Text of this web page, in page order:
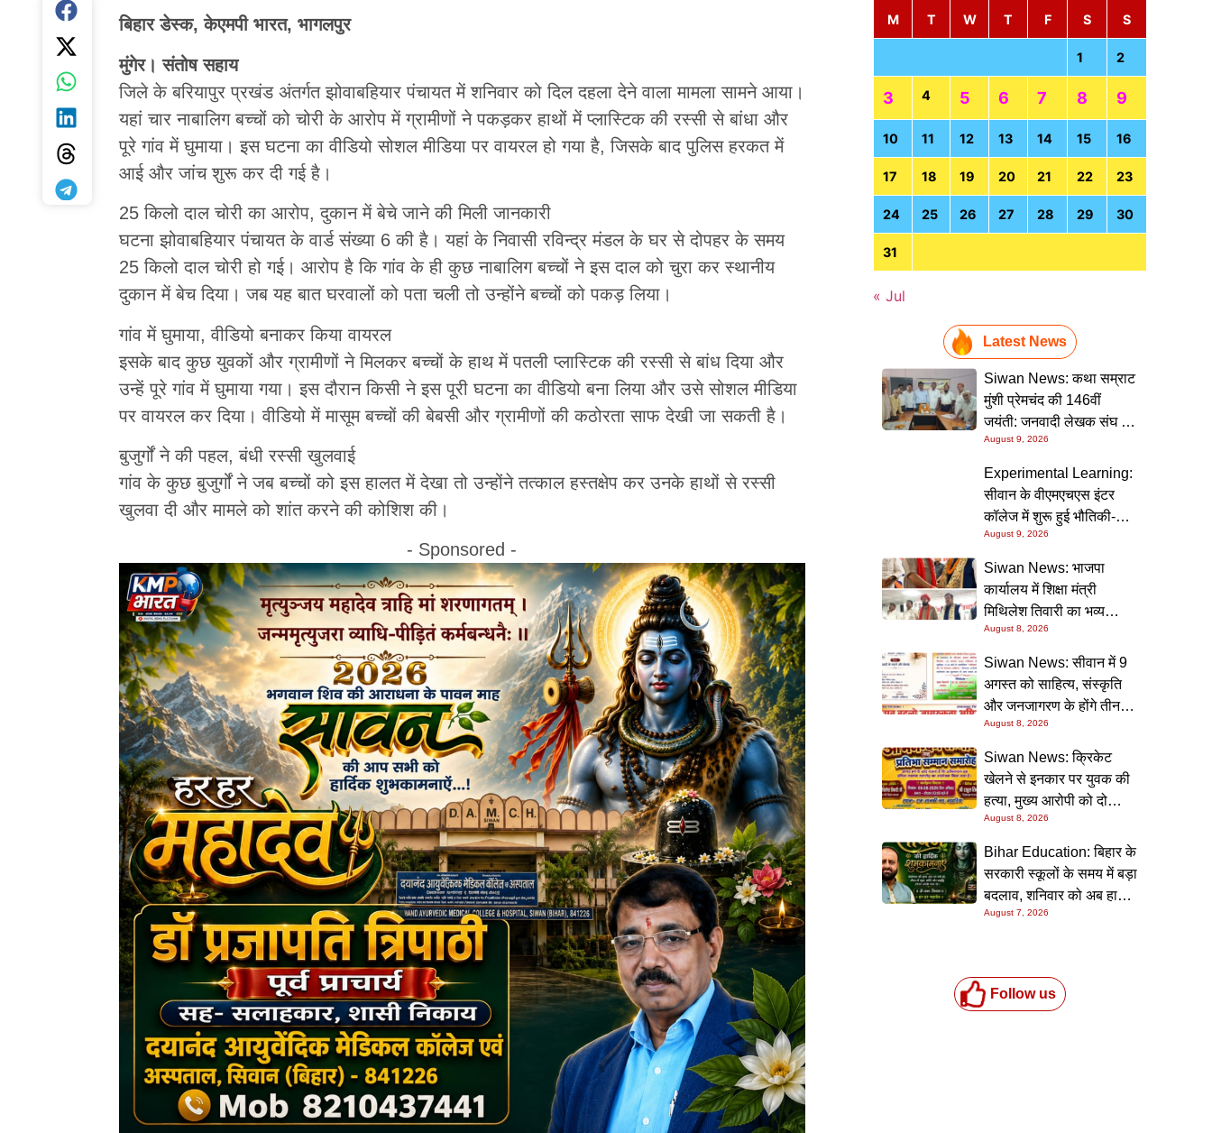
बिहार डेस्क, केएमपी भारत, भागलपुर
मुंगेर। संतोष सहाय
जिले के बरियापुर प्रखंड अंतर्गत झोवाबहियार पंचायत में शनिवार को दिल दहला देने वाला मामला सामने आया।
यहां चार नाबालिग बच्चों को चोरी के आरोप में ग्रामीणों ने पकड़कर हाथों में प्लास्टिक की रस्सी से बांधा और
पूरे गांव में घुमाया। इस घटना का वीडियो सोशल मीडिया पर वायरल हो गया है, जिसके बाद पुलिस हरकत में
आई और जांच शुरू कर दी गई है।
25 किलो दाल चोरी का आरोप, दुकान में बेचे जाने की मिली जानकारी
घटना झोवाबहियार पंचायत के वार्ड संख्या 6 की है। यहां के निवासी रविन्द्र मंडल के घर से दोपहर के समय
25 किलो दाल चोरी हो गई। आरोप है कि गांव के ही कुछ नाबालिग बच्चों ने इस दाल को चुरा कर स्थानीय
दुकान में बेच दिया। जब यह बात घरवालों को पता चली तो उन्होंने बच्चों को पकड़ लिया।
गांव में घुमाया, वीडियो बनाकर किया वायरल
इसके बाद कुछ युवकों और ग्रामीणों ने मिलकर बच्चों के हाथ में पतली प्लास्टिक की रस्सी से बांध दिया और
उन्हें पूरे गांव में घुमाया गया। इस दौरान किसी ने इस पूरी घटना का वीडियो बना लिया और उसे सोशल मीडिया
पर वायरल कर दिया। वीडियो में मासूम बच्चों की बेबसी और ग्रामीणों की कठोरता साफ देखी जा सकती है।
बुजुर्गों ने की पहल, बंधी रस्सी खुलवाई
गांव के कुछ बुजुर्गों ने जब बच्चों को इस हालत में देखा तो उन्होंने तत्काल हस्तक्षेप कर उनके हाथों से रस्सी
खुलवा दी और मामले को शांत करने की कोशिश की।
- Sponsored -
M
T W T F S S
1 2
3 4 5 6 7 8 9
10 11 12 13 14 15 16
17 18 19 20 21 22 23
24 25 26 27 28 29 30
31
« Jul
Latest News
Siwan News: कथा सम्राट
मुंशी प्रेमचंद की 146वीं
जयंती: जनवादी लेखक संघ की
संगोष्ठी में वक्ताओं ने कहा-
मौजूदा दौर में प्रेमचंद की
रचनाएं और अधिक प्रासंगिक
August 9, 2026
Experimental Learning:
सीवान के वीएमएचएस इंटर
कॉलेज में शुरू हुई भौतिकी-
रसायन की आधुनिक
प्रयोगशालाएं
August 9, 2026
Siwan News: भाजपा
कार्यालय में शिक्षा मंत्री
मिथिलेश तिवारी का भव्य
स्वागत, बोले- कार्यकर्ता ही
पार्टी की सबसे बड़ी ताकत
August 8, 2026
Siwan News: सीवान में 9
अगस्त को साहित्य, संस्कृति
और जनजागरण के होंगे तीन
बड़े आयोजन
August 8, 2026
Siwan News: क्रिकेट
खेलने से इनकार पर युवक की
हत्या, मुख्य आरोपी को दो
धाराओं में उम्रकैद
August 8, 2026
Bihar Education: बिहार के
सरकारी स्कूलों के समय में बड़ा
बदलाव, शनिवार को अब हाफ
डे रहेगा विद्यालय
August 7, 2026
Follow us